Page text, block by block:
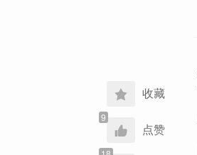
收藏
点赞